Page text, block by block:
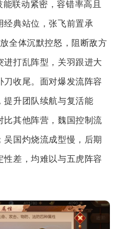
联动紧密，容错率高且
经典站位，张飞前置承
全体沉默控怒，阻断敌方
打乱阵型，关羽跟进大
收尾。面对爆发流阵容
提升团队续航与复活能
比其他阵营，魏国控制流
国灼烧流成型慢，后期
差，均难以与五虎阵容